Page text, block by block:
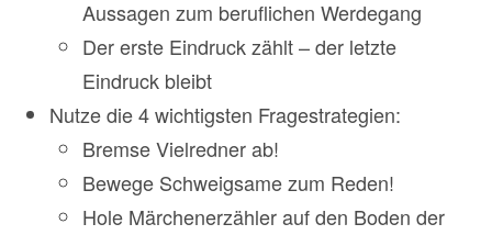
Aussagen zum beruflichen Werdegang
Der erste Eindruck zählt – der letzte
Eindruck bleibt
Nutze die 4 wichtigsten Fragestrategien:
Bremse Vielredner ab!
Bewege Schweigsame zum Reden!
Hole Märchenerzähler auf den Boden der